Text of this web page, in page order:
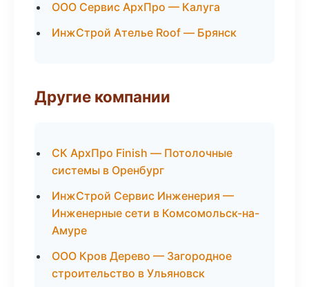
ООО Сервис АрхПро — Калуга
ИнжСтрой Ателье Roof — Брянск
Другие компании
СК АрхПро Finish — Потолочные
системы в Оренбург
ИнжСтрой Сервис Инженерия —
Инженерные сети в Комсомольск-на-
Амуре
ООО Кров Дерево — Загородное
строительство в Ульяновск